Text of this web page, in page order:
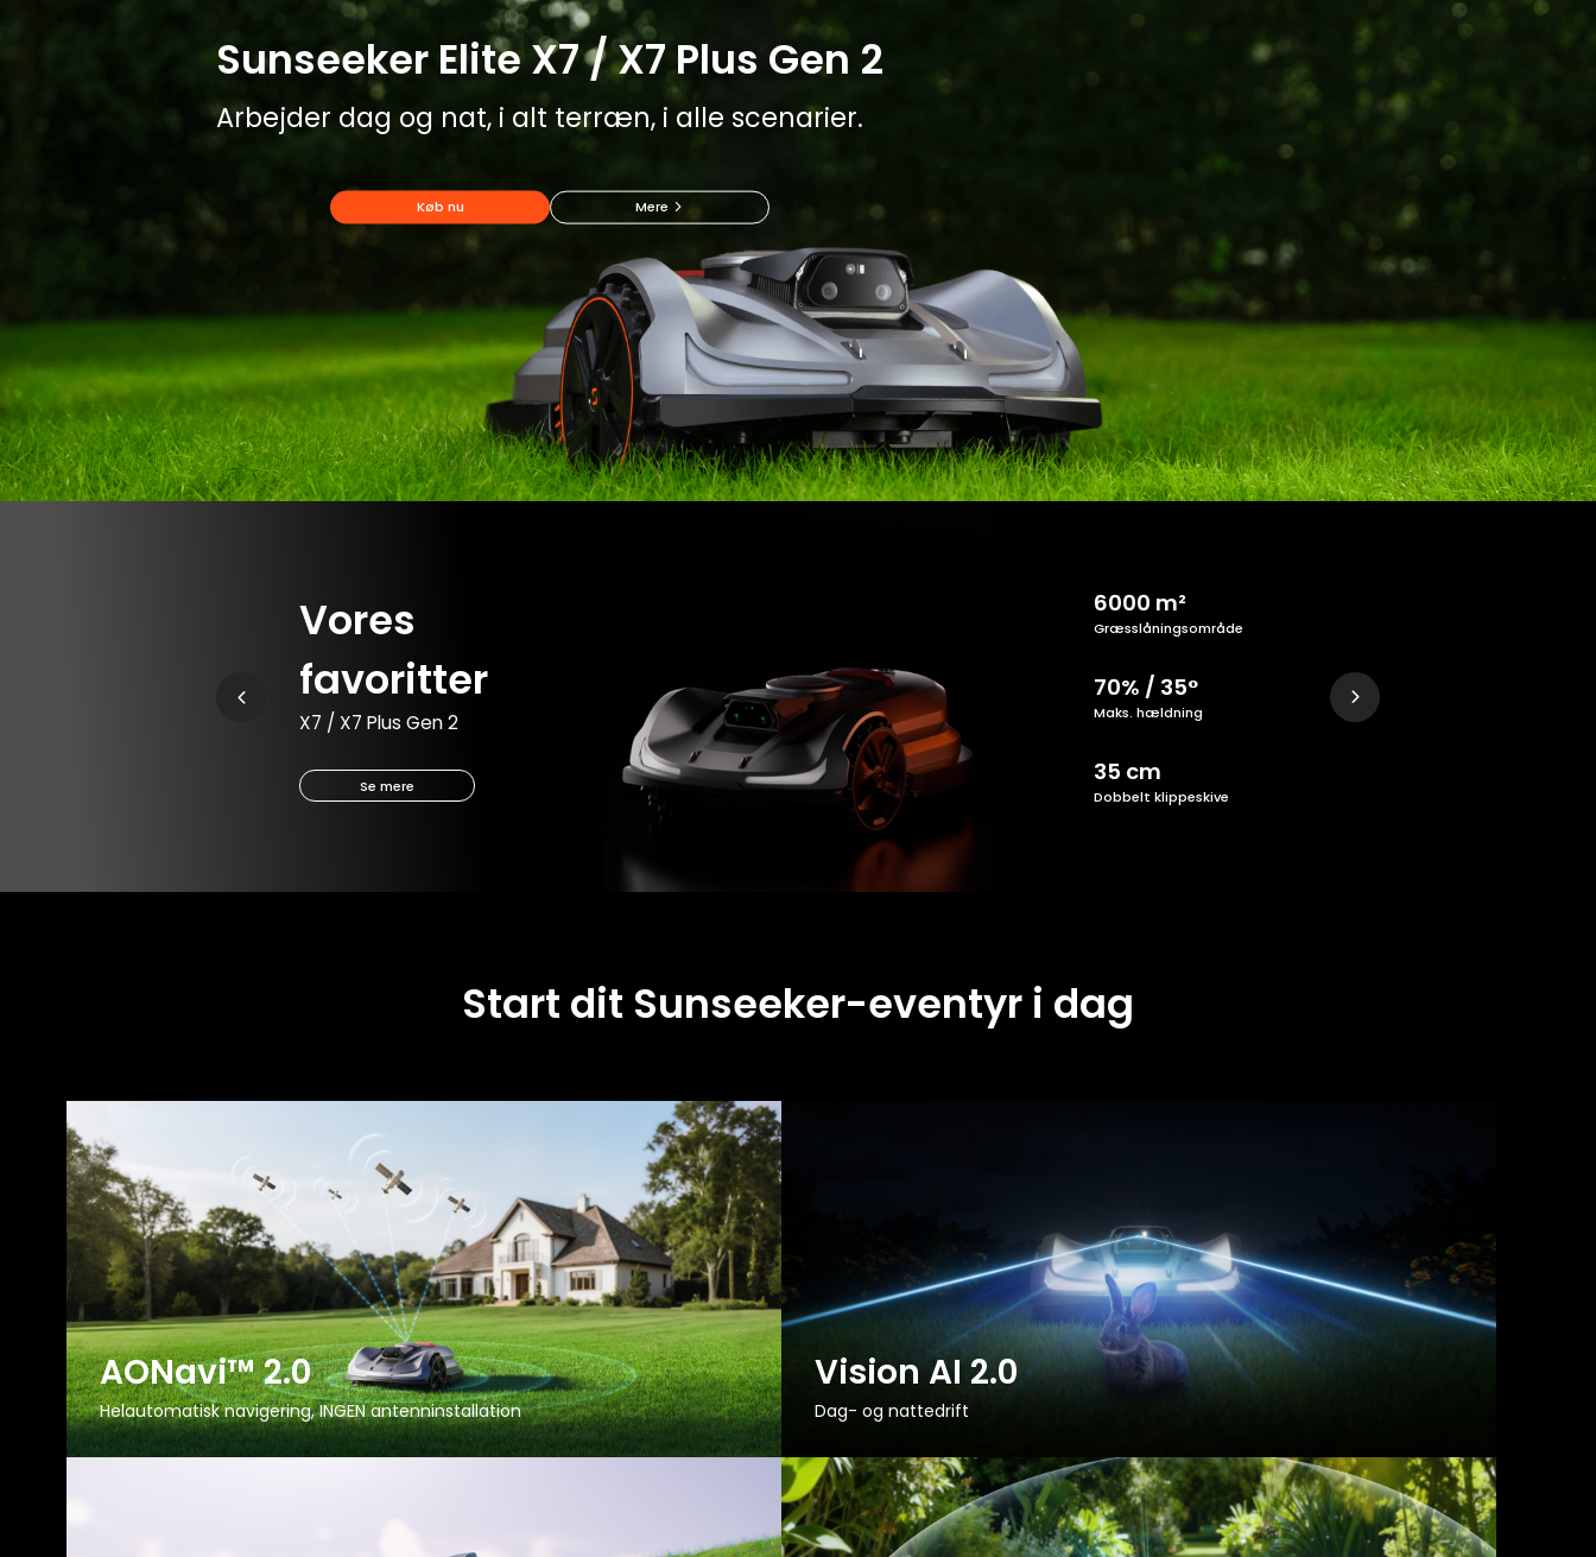
Sunseeker Elite X7 / X7 Plus Gen 2
Arbejder dag og nat, i alt terræn, i alle scenarier.
Køb nu Mere
Vores
favoritter
X7 / X7 Plus Gen 2
Se mere
6000 m²
Græsslåningsområde
70% / 35°
Maks. hældning
35 cm
Dobbelt klippeskive
Start dit Sunseeker-eventyr i dag
AONavi™ 2.0
Helautomatisk navigering, INGEN antenninstallation
Vision AI 2.0
Dag- og nattedrift